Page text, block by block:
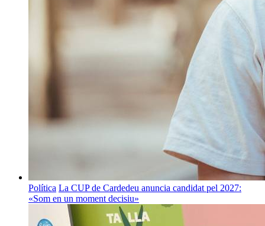
Política La CUP de Cardedeu anuncia candidat pel 2027:
«Som en un moment decisiu»